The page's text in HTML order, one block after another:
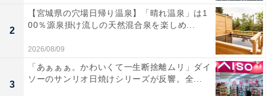
ャンペーン中に限るとのことです。
次ページ
「市営地下鉄・市営バス共通1日
乗車券」を300円で買ってみた！
2
【宮城県の穴場日帰り温泉】「晴れ温泉」は1
00％源泉掛け流しの天然混合泉を楽しめ...
2026/08/09
3
「あぁぁぁ。かわいくて一生断捨離ムリ」ダイ
ソーのサンリオ日焼けシリーズが反響。全...